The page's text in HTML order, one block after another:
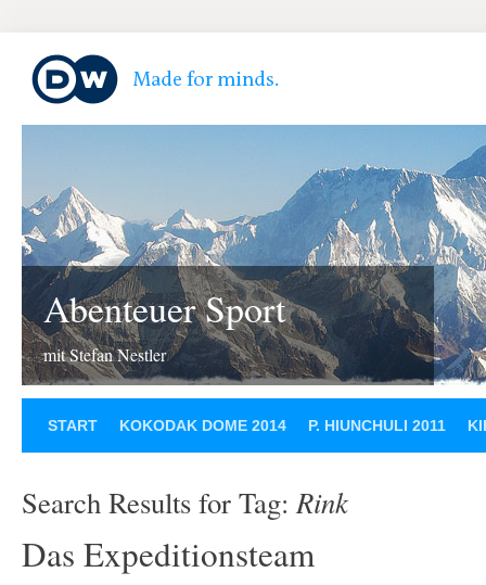
Abenteuer Sport
mit Stefan Nestler
START KOKODAK DOME 2014 P. HIUNCHULI 2011
Search Results for Tag:Rink
Das Expeditionsteam